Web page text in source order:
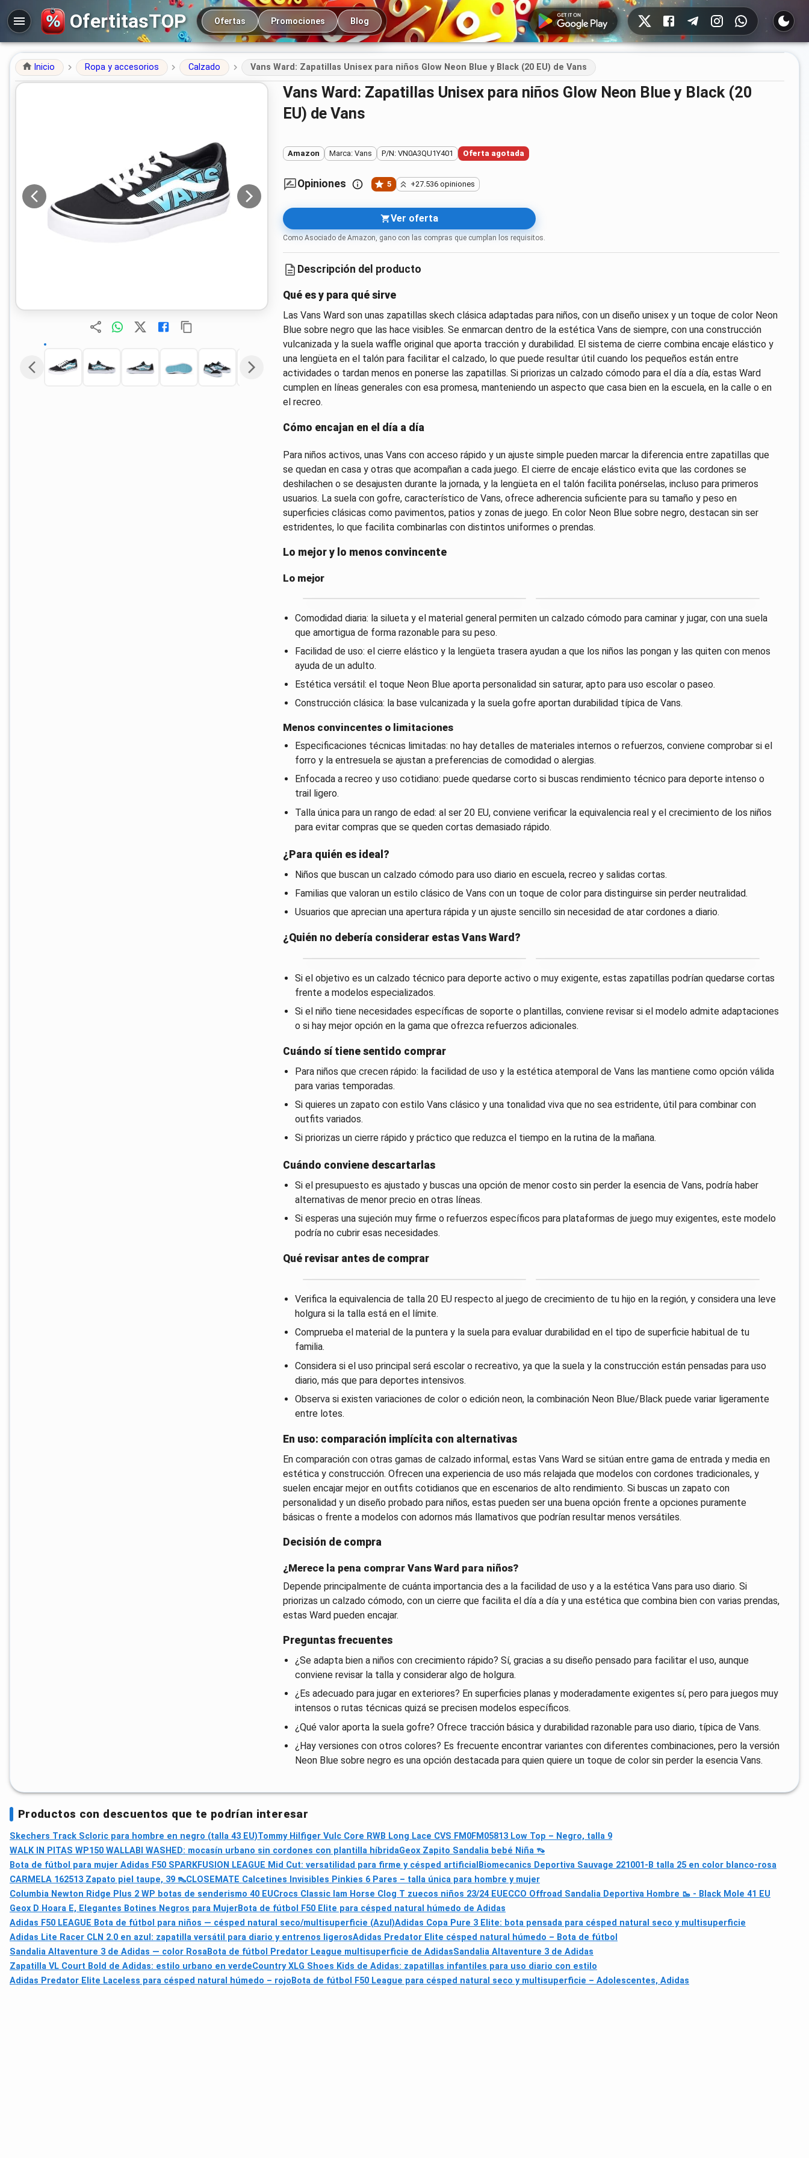
OfertitasTOP Navegación principal
Ofertas Promociones Blog
Redes sociales
Inicio Ropa y accesorios Calzado Vans Ward: Zapatillas Unisex para niños Glow Neon Blue y Black (20 EU) de Vans
Vans Ward: Zapatillas Unisex para niños Glow Neon Blue y Black (20
EU) de Vans
Amazon Marca: Vans P/N: VN0A3QU1Y401 Oferta agotada
Opiniones 5 +27.536 opiniones
Ver oferta
Como Asociado de Amazon, gano con las compras que cumplan los requisitos.
Descripción del producto
Qué es y para qué sirve
Las Vans Ward son unas zapatillas skech clásica adaptadas para niños, con un diseño unisex y un toque de color Neon
Blue sobre negro que las hace visibles. Se enmarcan dentro de la estética Vans de siempre, con una construcción
vulcanizada y la suela waffle original que aporta tracción y durabilidad. El sistema de cierre combina encaje elástico y
una lengüeta en el talón para facilitar el calzado, lo que puede resultar útil cuando los pequeños están entre
actividades o tardan menos en ponerse las zapatillas. Si priorizas un calzado cómodo para el día a día, estas Ward
cumplen en líneas generales con esa promesa, manteniendo un aspecto que casa bien en la escuela, en la calle o en
el recreo.
Cómo encajan en el día a día
Para niños activos, unas Vans con acceso rápido y un ajuste simple pueden marcar la diferencia entre zapatillas que
se quedan en casa y otras que acompañan a cada juego. El cierre de encaje elástico evita que las cordones se
deshilachen o se desajusten durante la jornada, y la lengüeta en el talón facilita ponérselas, incluso para primeros
usuarios. La suela con gofre, característico de Vans, ofrece adherencia suficiente para su tamaño y peso en
superficies clásicas como pavimentos, patios y zonas de juego. En color Neon Blue sobre negro, destacan sin ser
estridentes, lo que facilita combinarlas con distintos uniformes o prendas.
Lo mejor y lo menos convincente
Lo mejor
Comodidad diaria: la silueta y el material general permiten un calzado cómodo para caminar y jugar, con una suela
que amortigua de forma razonable para su peso.
Facilidad de uso: el cierre elástico y la lengüeta trasera ayudan a que los niños las pongan y las quiten con menos
ayuda de un adulto.
Estética versátil: el toque Neon Blue aporta personalidad sin saturar, apto para uso escolar o paseo.
Construcción clásica: la base vulcanizada y la suela gofre aportan durabilidad típica de Vans.
Menos convincentes o limitaciones
Especificaciones técnicas limitadas: no hay detalles de materiales internos o refuerzos, conviene comprobar si el
forro y la entresuela se ajustan a preferencias de comodidad o alergias.
Enfocada a recreo y uso cotidiano: puede quedarse corto si buscas rendimiento técnico para deporte intenso o
trail ligero.
Talla única para un rango de edad: al ser 20 EU, conviene verificar la equivalencia real y el crecimiento de los niños
para evitar compras que se queden cortas demasiado rápido.
¿Para quién es ideal?
Niños que buscan un calzado cómodo para uso diario en escuela, recreo y salidas cortas.
Familias que valoran un estilo clásico de Vans con un toque de color para distinguirse sin perder neutralidad.
Usuarios que aprecian una apertura rápida y un ajuste sencillo sin necesidad de atar cordones a diario.
¿Quién no debería considerar estas Vans Ward?
Si el objetivo es un calzado técnico para deporte activo o muy exigente, estas zapatillas podrían quedarse cortas
frente a modelos especializados.
Si el niño tiene necesidades específicas de soporte o plantillas, conviene revisar si el modelo admite adaptaciones
o si hay mejor opción en la gama que ofrezca refuerzos adicionales.
Cuándo sí tiene sentido comprar
Para niños que crecen rápido: la facilidad de uso y la estética atemporal de Vans las mantiene como opción válida
para varias temporadas.
Si quieres un zapato con estilo Vans clásico y una tonalidad viva que no sea estridente, útil para combinar con
outfits variados.
Si priorizas un cierre rápido y práctico que reduzca el tiempo en la rutina de la mañana.
Cuándo conviene descartarlas
Si el presupuesto es ajustado y buscas una opción de menor costo sin perder la esencia de Vans, podría haber
alternativas de menor precio en otras líneas.
Si esperas una sujeción muy firme o refuerzos específicos para plataformas de juego muy exigentes, este modelo
podría no cubrir esas necesidades.
Qué revisar antes de comprar
Verifica la equivalencia de talla 20 EU respecto al juego de crecimiento de tu hijo en la región, y considera una leve
holgura si la talla está en el límite.
Comprueba el material de la puntera y la suela para evaluar durabilidad en el tipo de superficie habitual de tu
familia.
Considera si el uso principal será escolar o recreativo, ya que la suela y la construcción están pensadas para uso
diario, más que para deportes intensivos.
Observa si existen variaciones de color o edición neon, la combinación Neon Blue/Black puede variar ligeramente
entre lotes.
En uso: comparación implícita con alternativas
En comparación con otras gamas de calzado informal, estas Vans Ward se sitúan entre gama de entrada y media en
estética y construcción. Ofrecen una experiencia de uso más relajada que modelos con cordones tradicionales, y
suelen encajar mejor en outfits cotidianos que en escenarios de alto rendimiento. Si buscas un zapato con
personalidad y un diseño probado para niños, estas pueden ser una buena opción frente a opciones puramente
básicas o frente a modelos con adornos más llamativos que podrían resultar menos versátiles.
Decisión de compra
¿Merece la pena comprar Vans Ward para niños?
Depende principalmente de cuánta importancia des a la facilidad de uso y a la estética Vans para uso diario. Si
priorizas un calzado cómodo, con un cierre que facilita el día a día y una estética que combina bien con varias prendas,
estas Ward pueden encajar.
Preguntas frecuentes
¿Se adapta bien a niños con crecimiento rápido? Sí, gracias a su diseño pensado para facilitar el uso, aunque
conviene revisar la talla y considerar algo de holgura.
¿Es adecuado para jugar en exteriores? En superficies planas y moderadamente exigentes sí, pero para juegos muy
intensos o rutas técnicas quizá se precisen modelos específicos.
¿Qué valor aporta la suela gofre? Ofrece tracción básica y durabilidad razonable para uso diario, típica de Vans.
¿Hay versiones con otros colores? Es frecuente encontrar variantes con diferentes combinaciones, pero la versión
Neon Blue sobre negro es una opción destacada para quien quiere un toque de color sin perder la esencia Vans.
Productos con descuentos que te podrían interesar
Skechers Track Scloric para hombre en negro (talla 43 EU)Tommy Hilfiger Vulc Core RWB Long Lace CVS FM0FM05813 Low Top – Negro, talla 9
WALK IN PITAS WP150 WALLABI WASHED: mocasín urbano sin cordones con plantilla híbridaGeox Zapito Sandalia bebé Niña 👡
Bota de fútbol para mujer Adidas F50 SPARKFUSION LEAGUE Mid Cut: versatilidad para firme y césped artificial Biomecanics Deportiva Sauvage 221001-B talla 25 en color blanco-rosa
CARMELA 162513 Zapato piel taupe, 39 👠CLOSEMATE Calcetines Invisibles Pinkies 6 Pares – talla única para hombre y mujer
Columbia Newton Ridge Plus 2 WP botas de senderismo 40 EUCrocs Classic Iam Horse Clog T zuecos niños 23/24 EU ECCO Offroad Sandalia Deportiva Hombre 🥾 - Black Mole 41 EU
Geox D Hoara E, Elegantes Botines Negros para MujerBota de fútbol F50 Elite para césped natural húmedo de Adidas
Adidas F50 LEAGUE Bota de fútbol para niños — césped natural seco/multisuperficie (Azul)Adidas Copa Pure 3 Elite: bota pensada para césped natural seco y multisuperficie
Adidas Lite Racer CLN 2.0 en azul: zapatilla versátil para diario y entrenos ligerosAdidas Predator Elite césped natural húmedo – Bota de fútbol
Sandalia Altaventure 3 de Adidas — color RosaBota de fútbol Predator League multisuperficie de AdidasSandalia Altaventure 3 de Adidas
Zapatilla VL Court Bold de Adidas: estilo urbano en verdeCountry XLG Shoes Kids de Adidas: zapatillas infantiles para uso diario con estilo
Adidas Predator Elite Laceless para césped natural húmedo – rojo Bota de fútbol F50 League para césped natural seco y multisuperficie – Adolescentes, Adidas